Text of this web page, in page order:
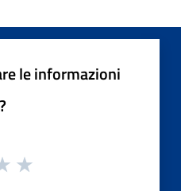
le informazioni